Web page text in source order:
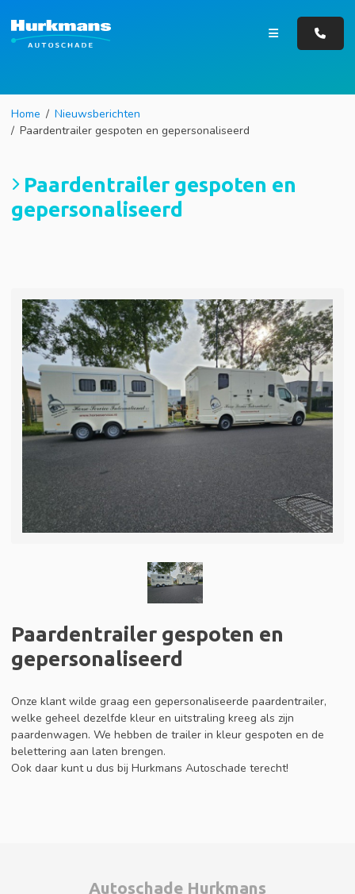
Home
Nieuwsberichten
Paardentrailer gespoten en gepersonaliseerd
Paardentrailer gespoten en
gepersonaliseerd
Paardentrailer gespoten en
gepersonaliseerd
Onze klant wilde graag een gepersonaliseerde paardentrailer,
welke geheel dezelfde kleur en uitstraling kreeg als zijn
paardenwagen. We hebben de trailer in kleur gespoten en de
belettering aan laten brengen.
Ook daar kunt u dus bij Hurkmans Autoschade terecht!
Autoschade Hurkmans